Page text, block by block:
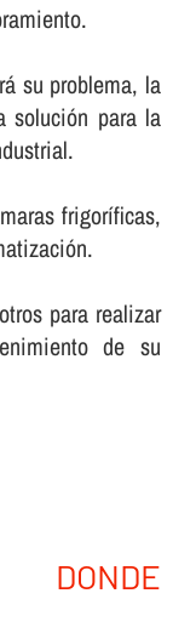
su problema, la
solución para la
frigorí­ficas,
para realizar
de su